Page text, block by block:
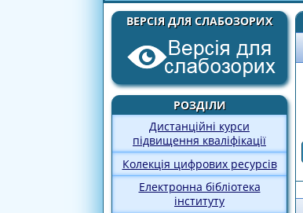
ВЕРСІЯ ДЛЯ СЛАБОЗОРИХ
РОЗДІЛИ
Дистанційні курси
підвищення кваліфікації
Колекція цифрових ресурсів
Електронна бібліотека
інституту